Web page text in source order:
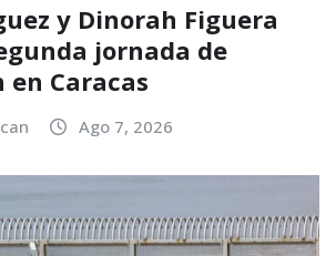
y Dinorah Figuera
jornada de
en Caracas
Ago 7, 2026